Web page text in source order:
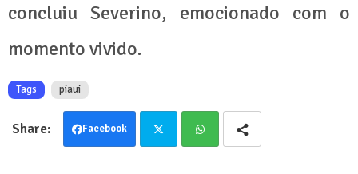
concluiu Severino, emocionado com o
momento vivido.
Tags piaui
Facebook